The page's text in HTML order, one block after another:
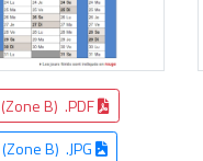
(Zone B) .PDF
(Zone B) .JPG